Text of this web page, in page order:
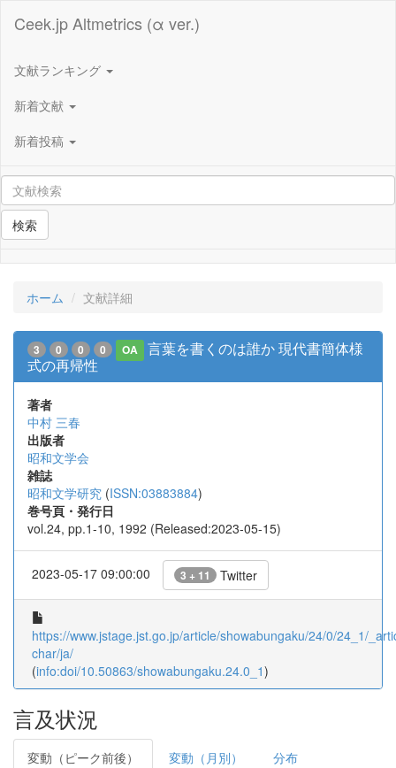
Ceek.jp Altmetrics (α ver.)
文献ランキング
新着文献
新着投稿
検索
ホーム 文献詳細
3 0 0 0 OA
言葉を書くのは誰か 現代書簡体様
式の再帰性
著者
中村 三春
出版者
昭和文学会
雑誌
昭和文学研究 (ISSN:03883884)
巻号頁・発行日
vol.24, pp.1-10, 1992 (Released:2023-05-15)
2023-05-17 09:00:00 3 + 11 Twitter
https://www.jstage.jst.go.jp/article/showabungaku/24/0/24_1/
char/ja/
(info:doi/10.50863/showabungaku.24.0_1)
言及状況
変動（ピーク前後） 変動（月別） 分布